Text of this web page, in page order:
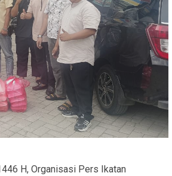
H, Organisasi Pers Ikatan